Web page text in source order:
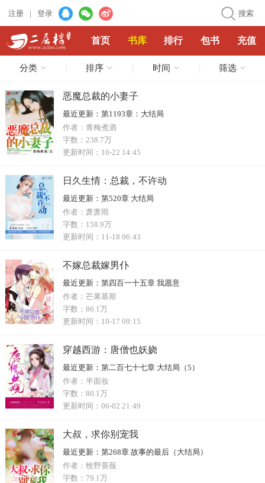
注册 | 登录 搜索
首页 书库 排行 包书 充值
分类 排序 时间 筛选
恶魔总裁的小妻子
最近更新： 第1193章：大结局
作者： 青梅煮酒
字数： 238.7万
更新时间： 10-22 14:45
日久生情：总裁，不许动
最近更新：
第520章 大结局
作者： 萧萧雨
字数： 158.9万
更新时间： 11-18 06:43
不嫁总裁嫁男仆
最近更新： 第四百一十五章 我愿意
作者： 芒果慕斯
字数： 86.1万
更新时间： 10-17 09:15
穿越西游：唐僧也妖娆
最近更新： 第二百七十七章 大结局（5）
作者： 半面妆
字数： 80.1万
更新时间： 06-02 21:49
大叔，求你别宠我
最近更新： 第268章 故事的最后（大结局）
作者： 牧野蔷薇
字数： 79.1万